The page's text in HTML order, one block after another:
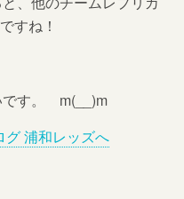
すね！
です。 m(__)m